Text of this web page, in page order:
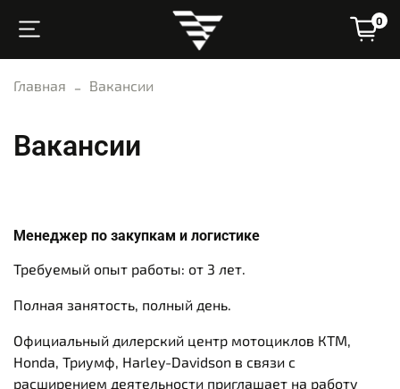
0
Главная Вакансии
Вакансии
Менеджер по закупкам и логистике
Требуемый опыт работы: от 3 лет.
Полная занятость, полный день.
Официальный дилерский центр мотоциклов КТМ,
Honda, Триумф, Harley-Davidson в связи с
расширением деятельности приглашает на работу